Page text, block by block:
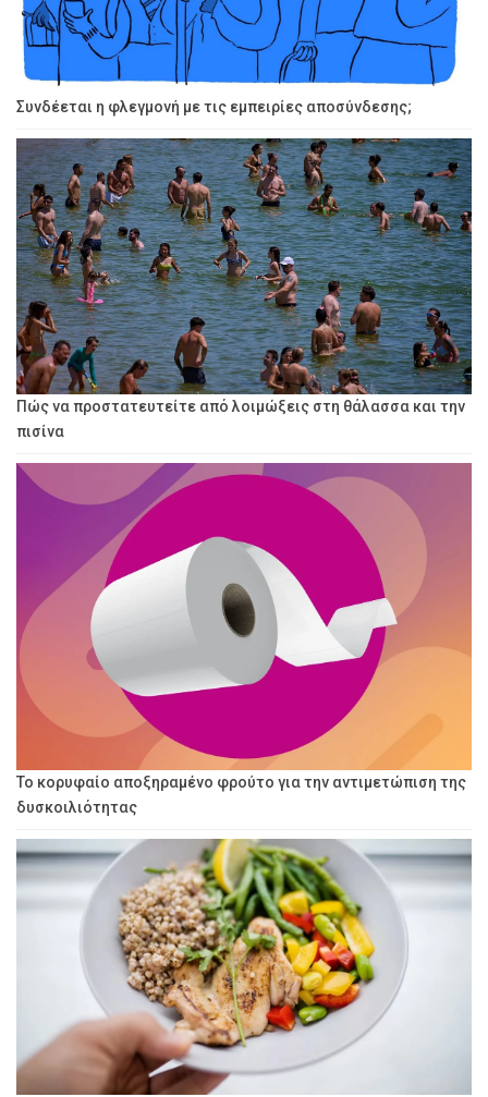
Συνδέεται η φλεγμονή με τις εμπειρίες αποσύνδεσης;
Πώς να προστατευτείτε από λοιμώξεις στη θάλασσα και την
πισίνα
Το κορυφαίο αποξηραμένο φρούτο για την αντιμετώπιση της
δυσκοιλιότητας